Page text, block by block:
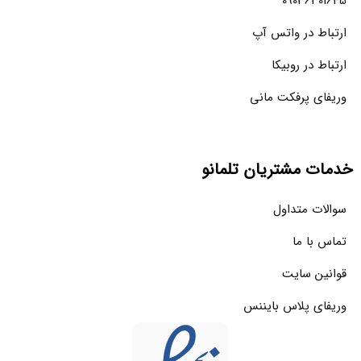
ارتباط در واتس آپ
ارتباط در روبیکا
وریفای پرفکت مانی
خدمات مشتریان تلمانو
سوالات متداول
تماس با ما
قوانین سایت
وریفای پلاس بایننس